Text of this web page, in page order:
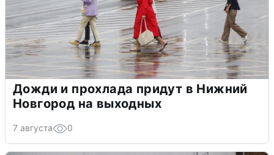
Дожди и прохлада придут в Нижний
Новгород на выходных
7 августа 0